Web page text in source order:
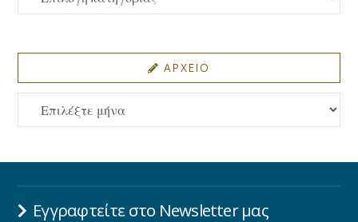
ΑΡΧΕΙΟ
ΑΡΧΕΙΟ
Εγγραφτείτε στο Newsletter μας